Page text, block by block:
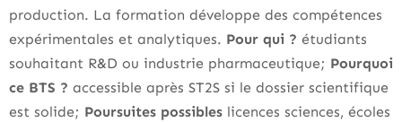
production. La formation développe des compétences
expérimentales et analytiques. Pour qui ? étudiants
souhaitant R&D ou industrie pharmaceutique; Pourquoi
ce BTS ? accessible après ST2S si le dossier scientifique
est solide; Poursuites possibles licences sciences, écoles